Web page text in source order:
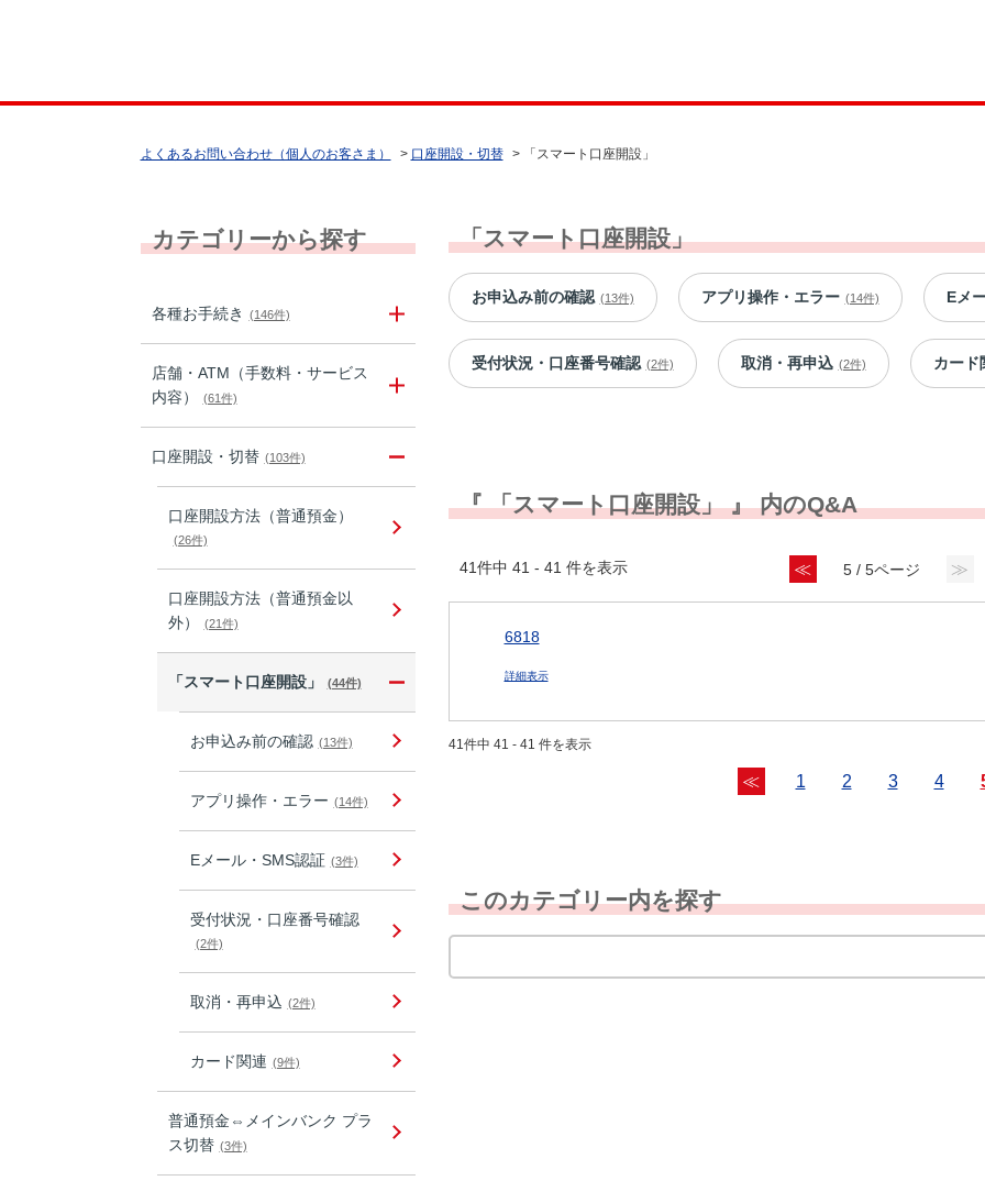
よくあるお問い合わせ（個人のお客さま） > 口座開設・切替 > 「スマート口座開設」
カテゴリーから探す
各種お手続き (146件)
店舗・ATM（手数料・サービス
内容）
(61件)
口座開設・切替 (103件)
口座開設方法（普通預金）
(26件)
口座開設方法（普通預金以
外）
(21件)
「スマート口座開設」 (44件)
お申込み前の確認 (13件)
アプリ操作・エラー (14件)
Eメール・SMS認証 (3件)
受付状況・口座番号確認
(2件)
取消・再申込 (2件)
カード関連 (9件)
普通預金⇔メインバンク プラ
ス切替 (3件)
「スマート口座開設」
お申込み前の確認 (13件) アプリ操作・エラー (14件) Eメ
受付状況・口座番号確認 (2件) 取消・再申込 (2件) カード
『 「スマート口座開設」 』 内のQ&A
41件中 41 - 41 件を表示 ≪ 5 / 5ページ ≫
6818
詳細表示
41件中 41 - 41 件を表示
≪ 1 2 3 4
このカテゴリー内を探す